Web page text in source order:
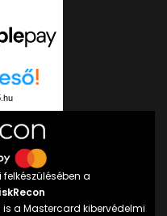
a
a Mastercard kibervédelmi